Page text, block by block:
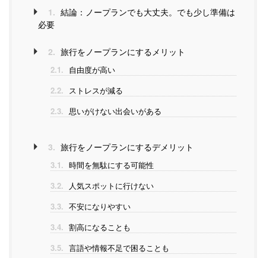
1. 結論：ノープランでも大丈夫。でも少し準備は
必要
2. 旅行をノープランにするメリット
2.1. 自由度が高い
2.2.
ストレスが減る
2.3. 思いがけない出会いがある
3. 旅行をノープランにするデメリット
3.1. 時間を無駄にする可能性
3.2.
人気スポットに行けない
3.3. 不安になりやすい
3.4. 割高になることも
3.5. 言語や情報不足で困ることも